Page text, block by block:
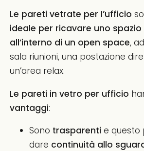
Le pareti vetrate per l’ufficio
ideale per ricavare uno
all’interno di un open space,
sala riunioni, una postazione
un’area relax.
Le pareti in vetro per ufficio
vantaggi:
Sono trasparenti e questo
dare continuità allo